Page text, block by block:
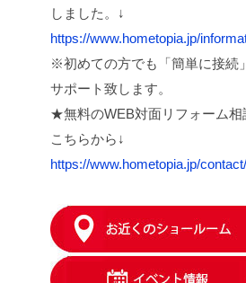
しました。↓
https://www.hometopia.jp/
※初めての方でも「簡単に接続
サポート致します。
★無料のWEB対面リフォーム相
こちらから↓
https://www.hometopia.jp/